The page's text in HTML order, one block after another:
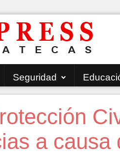
Seguridad
a causa